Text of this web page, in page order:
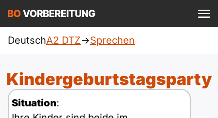
DTZ
Allgemein
Beruf
Deutsch
Englisch
A1 Allgemein
A2
Einloggen ist kostenlos?
DeutschA2 DTZ->Sprechen
Kindergeburtstagsparty
Situation: